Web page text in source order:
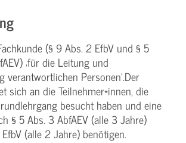
(§ 9 Abs. 2 EfbV und § 5
‚für die Leitung und
verantwortlichen Personen‘.Der
sich an die Teilnehmer*innen, die
besucht haben und eine
§ 5 Abs. 3 AbfAEV (alle 3 Jahre)
(alle 2 Jahre) benötigen.